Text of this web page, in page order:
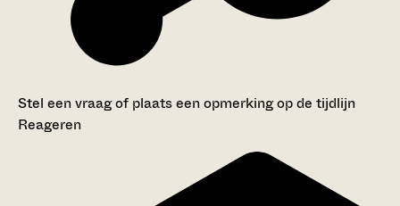
Stel een vraag of plaats een opmerking op de tijdlijn
Reageren